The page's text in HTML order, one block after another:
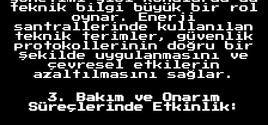
teknik bilgi büyük bir rol
oynar. Enerji
santrallerinde kullanılan
teknik terimler, güvenlik
protokollerinin doğru bir
şekilde uygulanmasını ve
çevresel etkilerin
azaltılmasını sağlar.
3. Bakım ve Onarım
Süreçlerinde Etkinlik: